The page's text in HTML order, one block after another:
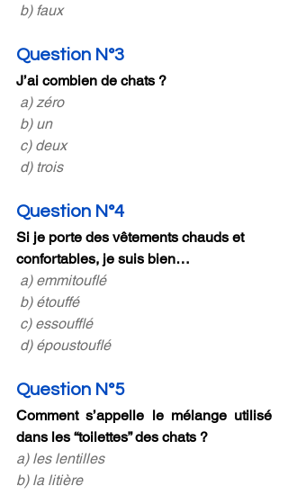
b) faux
Question N°3
J’ai combien de chats ?
a) zéro
b) un
c) deux
d) trois
Question N°4
Si je porte des vêtements chauds et
confortables, je suis bien…
a) emmitouflé
b) étouffé
c) essoufflé
d) époustouflé
Question N°5
Comment s’appelle le mélange utilisé
dans les “toilettes” des chats ?
a) les lentilles
b) la litière